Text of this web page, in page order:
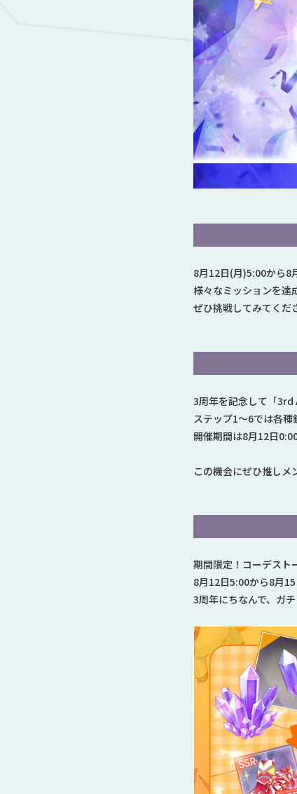
8月12日(月)5:00から8
様々なミッションを達
ぜひ挑戦してみてくだ
3周年を記念して「3rd
ステップ1〜6では各種
開催期間は8月12日
この機会にぜひ推しメ
期間限定！コーデスト
8月12日5:00から8月
3周年にちなんで、ガ